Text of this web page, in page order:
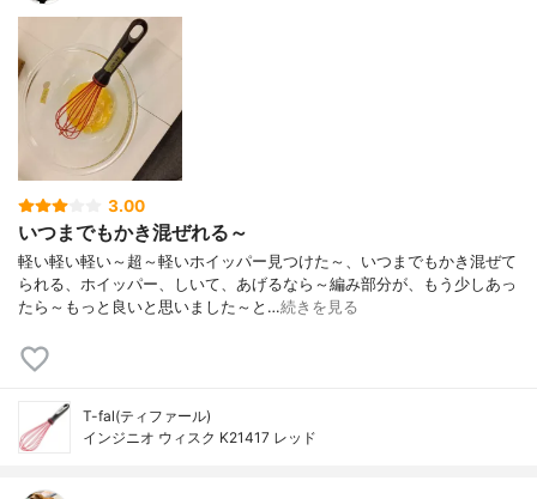
3.00
いつまでもかき混ぜれる～
軽い軽い軽い～超～軽いホイッパー見つけた～、いつまでもかき混ぜて
られる、ホイッパー、しいて、あげるなら～編み部分が、もう少しあっ
たら～もっと良いと思いました～と…続きを見る
T-fal(ティファール)
インジニオ ウィスク K21417 レッド